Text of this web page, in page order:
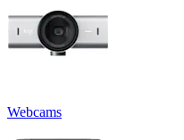
Webcams